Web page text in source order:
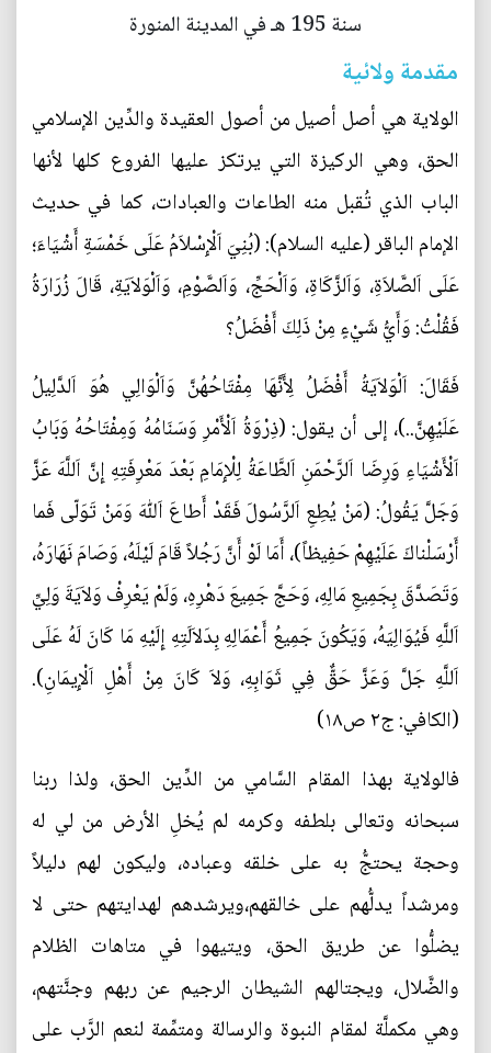
سنة 195 هـ في المدينة المنورة
مقدمة ولائية
الولاية هي أصل أصيل من أصول العقيدة والدِّين الإسلامي
الحق، وهي الركيزة التي يرتكز عليها الفروع كلها لأنها
الباب الذي تُقبل منه الطاعات والعبادات، كما في حديث
الإمام الباقر (عليه السلام): (بُنِيَ اَلْإِسْلاَمُ عَلَى خَمْسَةِ أَشْيَاءَ؛
عَلَى اَلصَّلاَةِ، وَاَلزَّكَاةِ، وَاَلْحَجِّ، وَاَلصَّوْمِ، وَاَلْوَلاَيَةِ، قَالَ زُرَارَةُ
فَقُلْتُ: وَأَيُّ شَيْءٍ مِنْ ذَلِكَ أَفْضَلُ؟
فَقَالَ: اَلْوَلاَيَةُ أَفْضَلُ لِأَنَّهَا مِفْتَاحُهُنَّ وَاَلْوَالِي هُوَ اَلدَّلِيلُ
عَلَيْهِنَّ..)، إلى أن يقول: (ذِرْوَةُ اَلْأَمْرِ وَسَنَامُهُ وَمِفْتَاحُهُ وَبَابُ
اَلْأَشْيَاءِ وَرِضَا اَلرَّحْمَنِ اَلطَّاعَةُ لِلْإِمَامِ بَعْدَ مَعْرِفَتِهِ إِنَّ اَللَّهَ عَزَّ
وَجَلَّ يَقُولُ: (مَنْ يُطِعِ اَلرَّسُولَ فَقَدْ أَطاعَ اَللّٰهَ وَمَنْ تَوَلّى فَما
أَرْسَلْناكَ عَلَيْهِمْ حَفِيظاً)، أَمَا لَوْ أَنَّ رَجُلاً قَامَ لَيْلَهُ، وَصَامَ نَهَارَهُ،
وَتَصَدَّقَ بِجَمِيعِ مَالِهِ، وَحَجَّ جَمِيعَ دَهْرِهِ، وَلَمْ يَعْرِفْ وَلاَيَةَ وَلِيِّ
اَللَّهِ فَيُوَالِيَهُ، وَيَكُونَ جَمِيعُ أَعْمَالِهِ بِدَلاَلَتِهِ إِلَيْهِ مَا كَانَ لَهُ عَلَى
اَللَّهِ جَلَّ وَعَزَّ حَقٌّ فِي ثَوَابِهِ، وَلاَ كَانَ مِنْ أَهْلِ اَلْإِيمَانِ).
(الکافي: ج۲ ص۱۸)
فالولاية بهذا المقام السَّامي من الدِّين الحق، ولذا ربنا
سبحانه وتعالى بلطفه وكرمه لم يُخلِ الأرض من لي له
وحجة يحتجُّ به على خلقه وعباده، وليكون لهم دليلاً
ومرشداً يدلُّهم على خالقهم،ويرشدهم لهدايتهم حتى لا
يضلُّوا عن طريق الحق، ويتيهوا في متاهات الظلام
والضَّلال، ويجتالهم الشيطان الرجيم عن ربهم وجنَّتهم،
وهي مكملَّة لمقام النبوة والرسالة ومتمِّمة لنعم الرَّب على